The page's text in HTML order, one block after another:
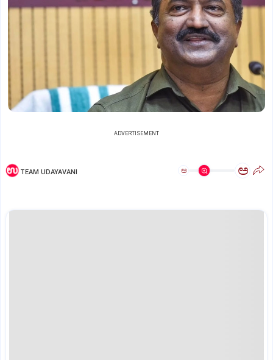
ADVERTISEMENT
TEAM UDAYAVANI ಅ ಅ